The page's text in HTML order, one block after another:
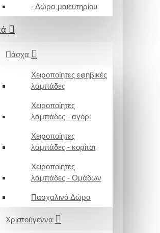
- Δώρα μαιευτηρίου
Πάσχα
Χειροποίητες εφηβικές
λαμπάδες
Χειροποίητες
λαμπάδες - αγόρι
Χειροποίητες
λαμπάδες - κορίτσι
Χειροποίητες
λαμπάδες - Ομάδων
Πασχαλινά Δώρα
Χριστούγεννα